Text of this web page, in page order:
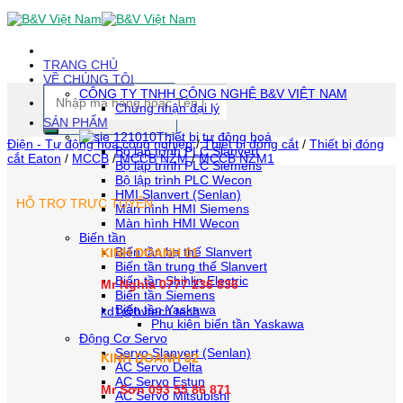
Skip
To
(tạm
dịch)
TRANG CHỦ
VỀ CHÚNG TÔI
CÔNG TY TNHH CÔNG NGHỆ B&V VIỆT NAM
Chứng nhận đại lý
SẢN PHẨM
Thiết bị tự động hoá
Bộ lập trình PLC Slanvert
Bộ lập trình PLC Siemens
Bộ lập trình PLC Wecon
HMI Slanvert (Senlan)
Màn hình HMI Siemens
Màn hình HMI Wecon
Biến tần
Biến tần hạ thế Slanvert
Biến tần trung thế Slanvert
Biến tần Shihlin Electric
Biến tần Siemens
Biến tần Yaskawa
Phụ kiện biến tần Yaskawa
Động Cơ Servo
Servo Slanvert (Senlan)
AC Servo Delta
AC Servo Estun
AC Servo Mitsubishi
Tìm
kiếm:
Điện - Tự động hóa công nghiệp / Thiết bị đóng cắt / Thiết bị đóng
cắt Eaton / MCCB / MCCB NZM / MCCB NZM1
HỖ TRỢ TRỰC TUYẾN
KINH DOANH 01
Mr Nghĩa 0777 236 836
kd1@bvtech.tech
KINH DOANH02
Mr Sơn093 55 86 871